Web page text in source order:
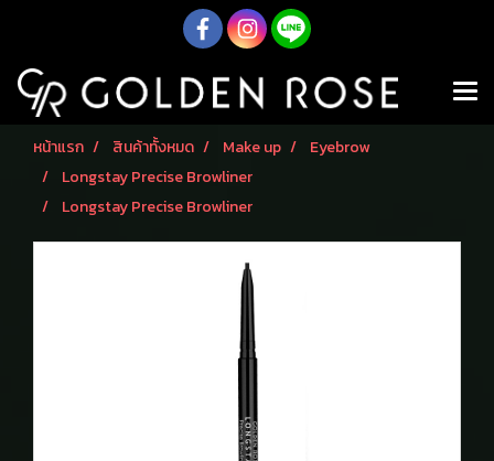
หน้าแรก สินค้าทั้งหมด Make up
Eyebrow
Longstay Precise Browliner
Longstay Precise Browliner